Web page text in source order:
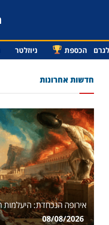
הכספת ניוזלטר
חדשות אחרונות
אירופה הנכחדת: היעלמות
08/08/2026